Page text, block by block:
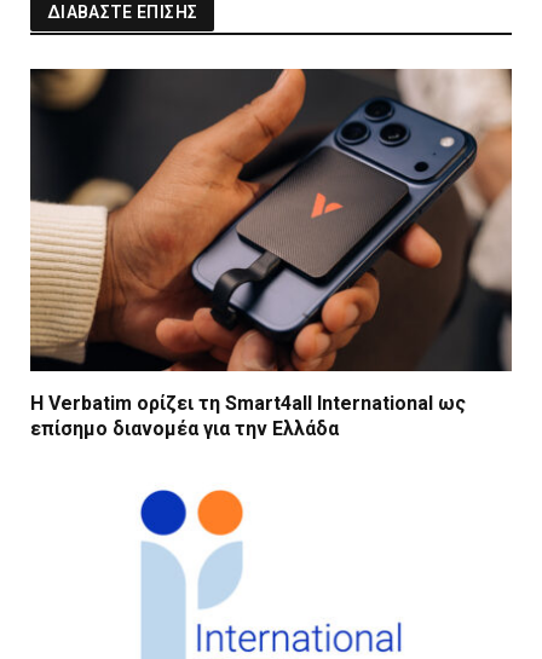
ΔΙΑΒΑΣΤΕ ΕΠΙΣΗΣ
Η Verbatim ορίζει τη Smart4all International ως
επίσημο διανομέα για την Ελλάδα